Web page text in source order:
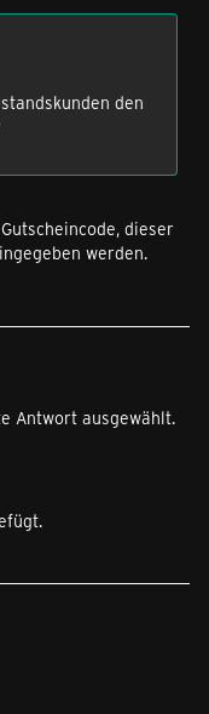
den
dieser
werden.
Antwort ausgewählt.